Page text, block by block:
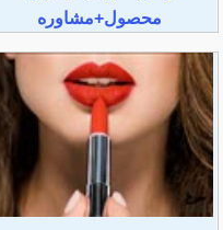
محصول+مشاوره